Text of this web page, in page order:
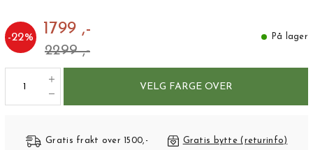
-22% 1799 ,-
2299 ,-
På lager
VELG FARGE OVER
Gratis frakt over 1500,- Gratis bytte (returinfo)